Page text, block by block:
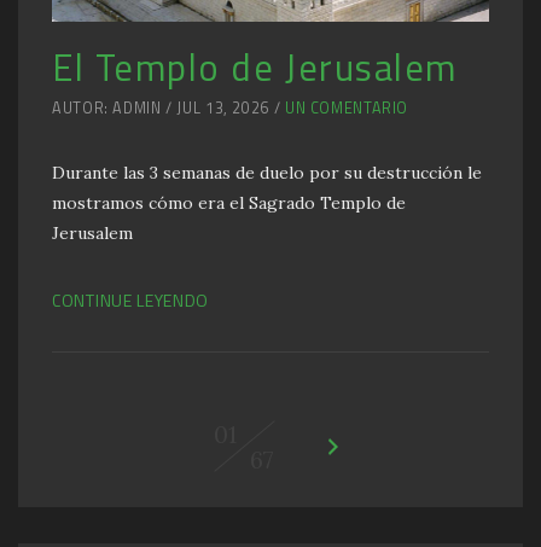
El Templo de Jerusalem
AUTOR: ADMIN / JUL 13, 2026 / UN COMENTARIO
Durante las 3 semanas de duelo por su destrucción le
mostramos cómo era el Sagrado Templo de
Jerusalem
CONTINUE LEYENDO